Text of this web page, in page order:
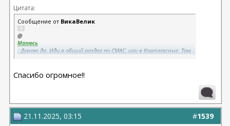
Цитата:
Сообщение от ВикаВелик
@
Мапюсь
, Думаю да. Иди в общий раздел по СМАС, или в Комплексные. Там
Спасибо огромное!!
#1539
21.11.2025, 03:15